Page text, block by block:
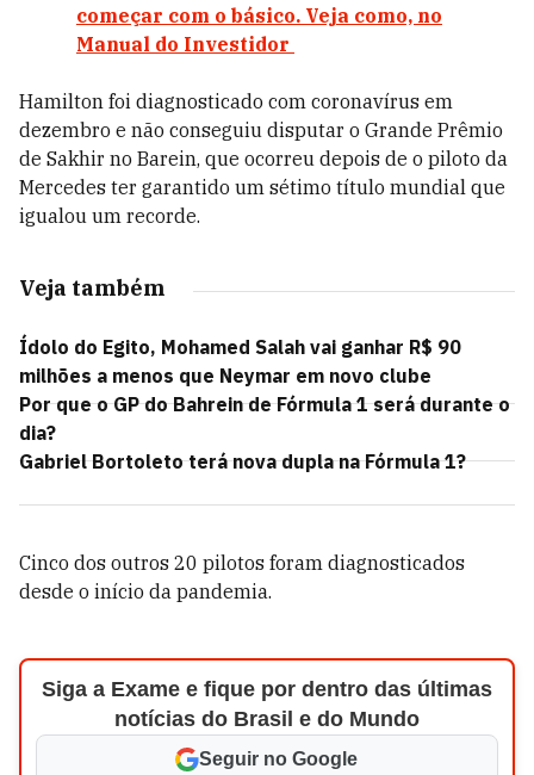
começar com o básico. Veja como, no
Manual do Investidor
Hamilton foi diagnosticado com coronavírus em
dezembro e não conseguiu disputar o Grande Prêmio
de Sakhir no Barein, que ocorreu depois de o piloto da
Mercedes ter garantido um sétimo título mundial que
igualou um recorde.
Veja também
Ídolo do Egito, Mohamed Salah vai ganhar R$ 90
milhões a menos que Neymar em novo clube
Por que o GP do Bahrein de Fórmula 1 será durante o
dia?
Gabriel Bortoleto terá nova dupla na Fórmula 1?
Cinco dos outros 20 pilotos foram diagnosticados
desde o início da pandemia.
Siga a Exame e fique por dentro das últimas
notícias do Brasil e do Mundo
Seguir no Google